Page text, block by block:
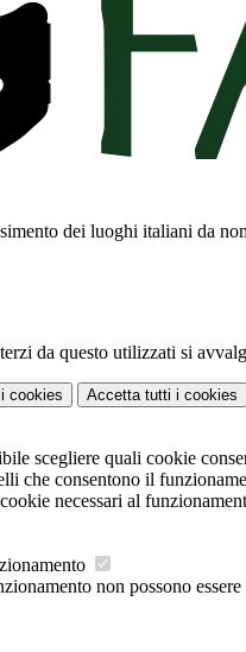
dei luoghi italiani da
da questo utilizzati si
i cookies Accetta tutti i cookies
scegliere quali cookie
che consentono il
necessari al
non possono